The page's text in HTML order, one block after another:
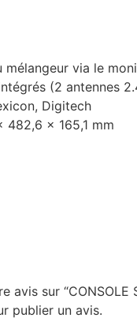
via le
(2 antennes
Digitech
482,6 x 165,1 mm
sur “CONSOLE
publier un avis.